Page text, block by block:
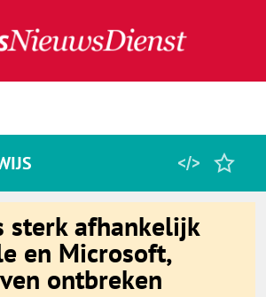
sterk afhankelijk
en Microsoft,
ontbreken